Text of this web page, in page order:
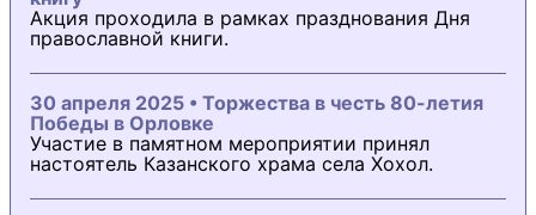
Акция проходила в рамках празднования Дня
православной книги.
30 апреля 2025 • Торжества в честь 80-летия
Победы в Орловке
Участие в памятном мероприятии принял
настоятель Казанского храма села Хохол.